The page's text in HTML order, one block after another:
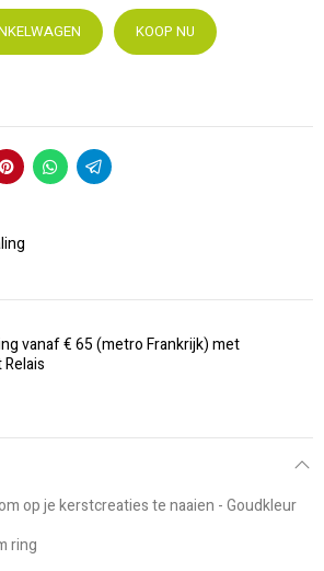
KOOP NU
vanaf € 65 (metro Frankrijk) met
op je kerstcreaties te naaien - Goudkleur
ring